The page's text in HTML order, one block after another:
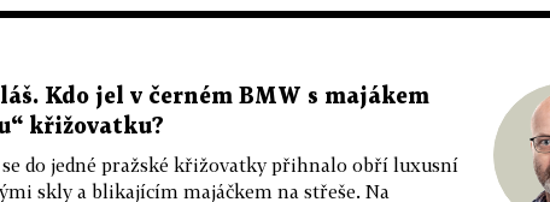
Kdo jel v černém BMW s majákem
křižovatku?
do jedné pražské křižovatky přihnalo obří luxusní
skly a blikajícím majáčkem na střeše. Na